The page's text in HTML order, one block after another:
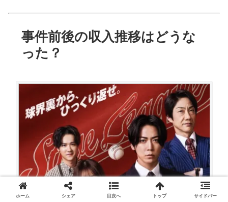
事件前後の収入推移はどうな
った？
ホーム シェア 目次へ トップ サイドバー